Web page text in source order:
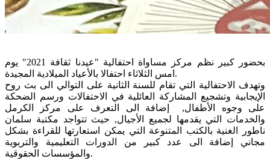
بحضور كبير نظم مركز مساواة احتفالية "عيدنا ثقافة 2021" يوم
امس الثلاثاء احتفالا بالأعياد الميلادية المجيدة.
وتهدف الاحتفالية التي تقام للسنة الثانية على التوالي الى بث روح
الإيجابية وتشجيع المشاركة العائلية في الاحتفالات ورسم الضحكة
على وجوه الأطفال, إضافة الى التعرف على مركز الكرمل
والخدمات التي يقدمها لجميع الأجيال, حيث تتواجد مكتبة سلمان
ناطور الغنية بالكتب المتنوعة التي يمكن استعارتها للقراءة بشكل
مجاني إضافة الى عدد كبير من الدورات التعليمية والتربوية
والمؤسسات الحقوقية.